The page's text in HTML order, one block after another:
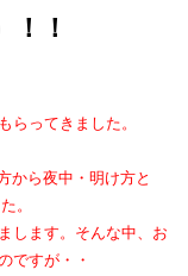
！
らってきました。
から夜中・明け方と
。
します。そんな中、お
ですが・・